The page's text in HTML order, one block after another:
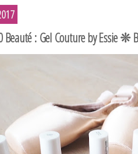
Beauté : Gel Couture by Essie